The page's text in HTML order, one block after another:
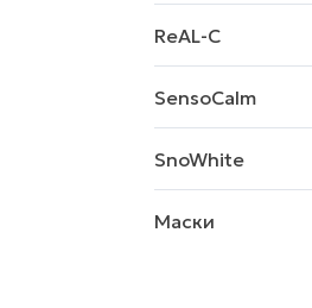
ReAL-C
SensoCalm
SnoWhite
Маски